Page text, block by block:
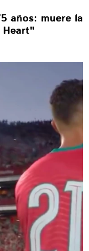
años: muere la